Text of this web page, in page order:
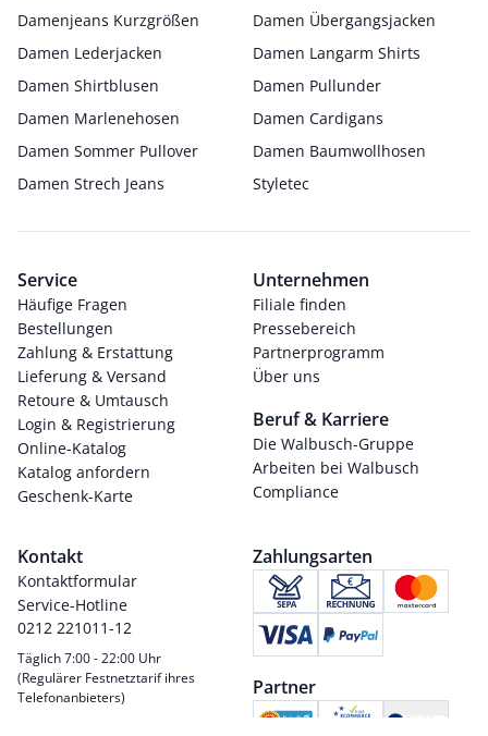
Damenjeans Kurzgrößen
Damen Übergangsjacken
Damen Lederjacken
Damen Langarm Shirts
Damen Shirtblusen
Damen Pullunder
Damen Marlenehosen
Damen Cardigans
Damen Sommer Pullover
Damen Baumwollhosen
Damen Strech Jeans
Styletec
Service
Häufige Fragen
Bestellungen
Zahlung & Erstattung
Lieferung & Versand
Retoure & Umtausch
Login & Registrierung
Online-Katalog
Katalog anfordern
Geschenk-Karte
Unternehmen
Filiale finden
Pressebereich
Partnerprogramm
Über uns
Beruf & Karriere
Die Walbusch-Gruppe
Arbeiten bei Walbusch
Compliance
Kontakt
Kontaktformular
Service-Hotline
0212 221011-12
Täglich 7:00 - 22:00 Uhr
(Regulärer Festnetztarif ihres
Telefonanbieters)
Zahlungsarten
Partner